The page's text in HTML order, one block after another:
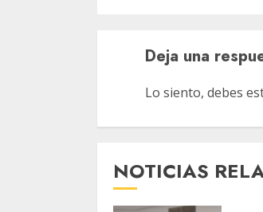
Deja una
Lo siento, debes
NOTICIAS